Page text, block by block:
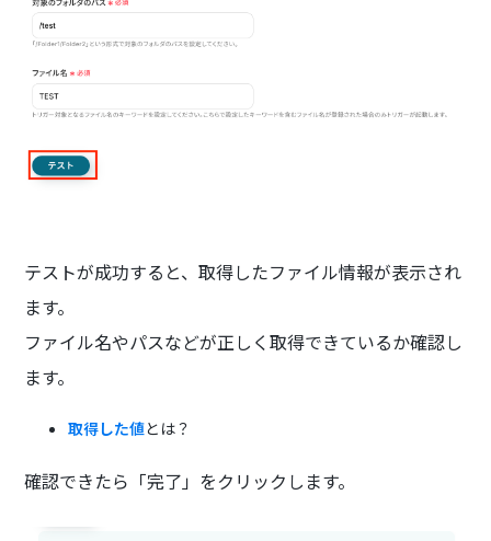
テストが成功すると、取得したファイル情報が表示され
ます。
ファイル名やパスなどが正しく取得できているか確認し
ます。
取得した値とは？
確認できたら「完了」をクリックします。